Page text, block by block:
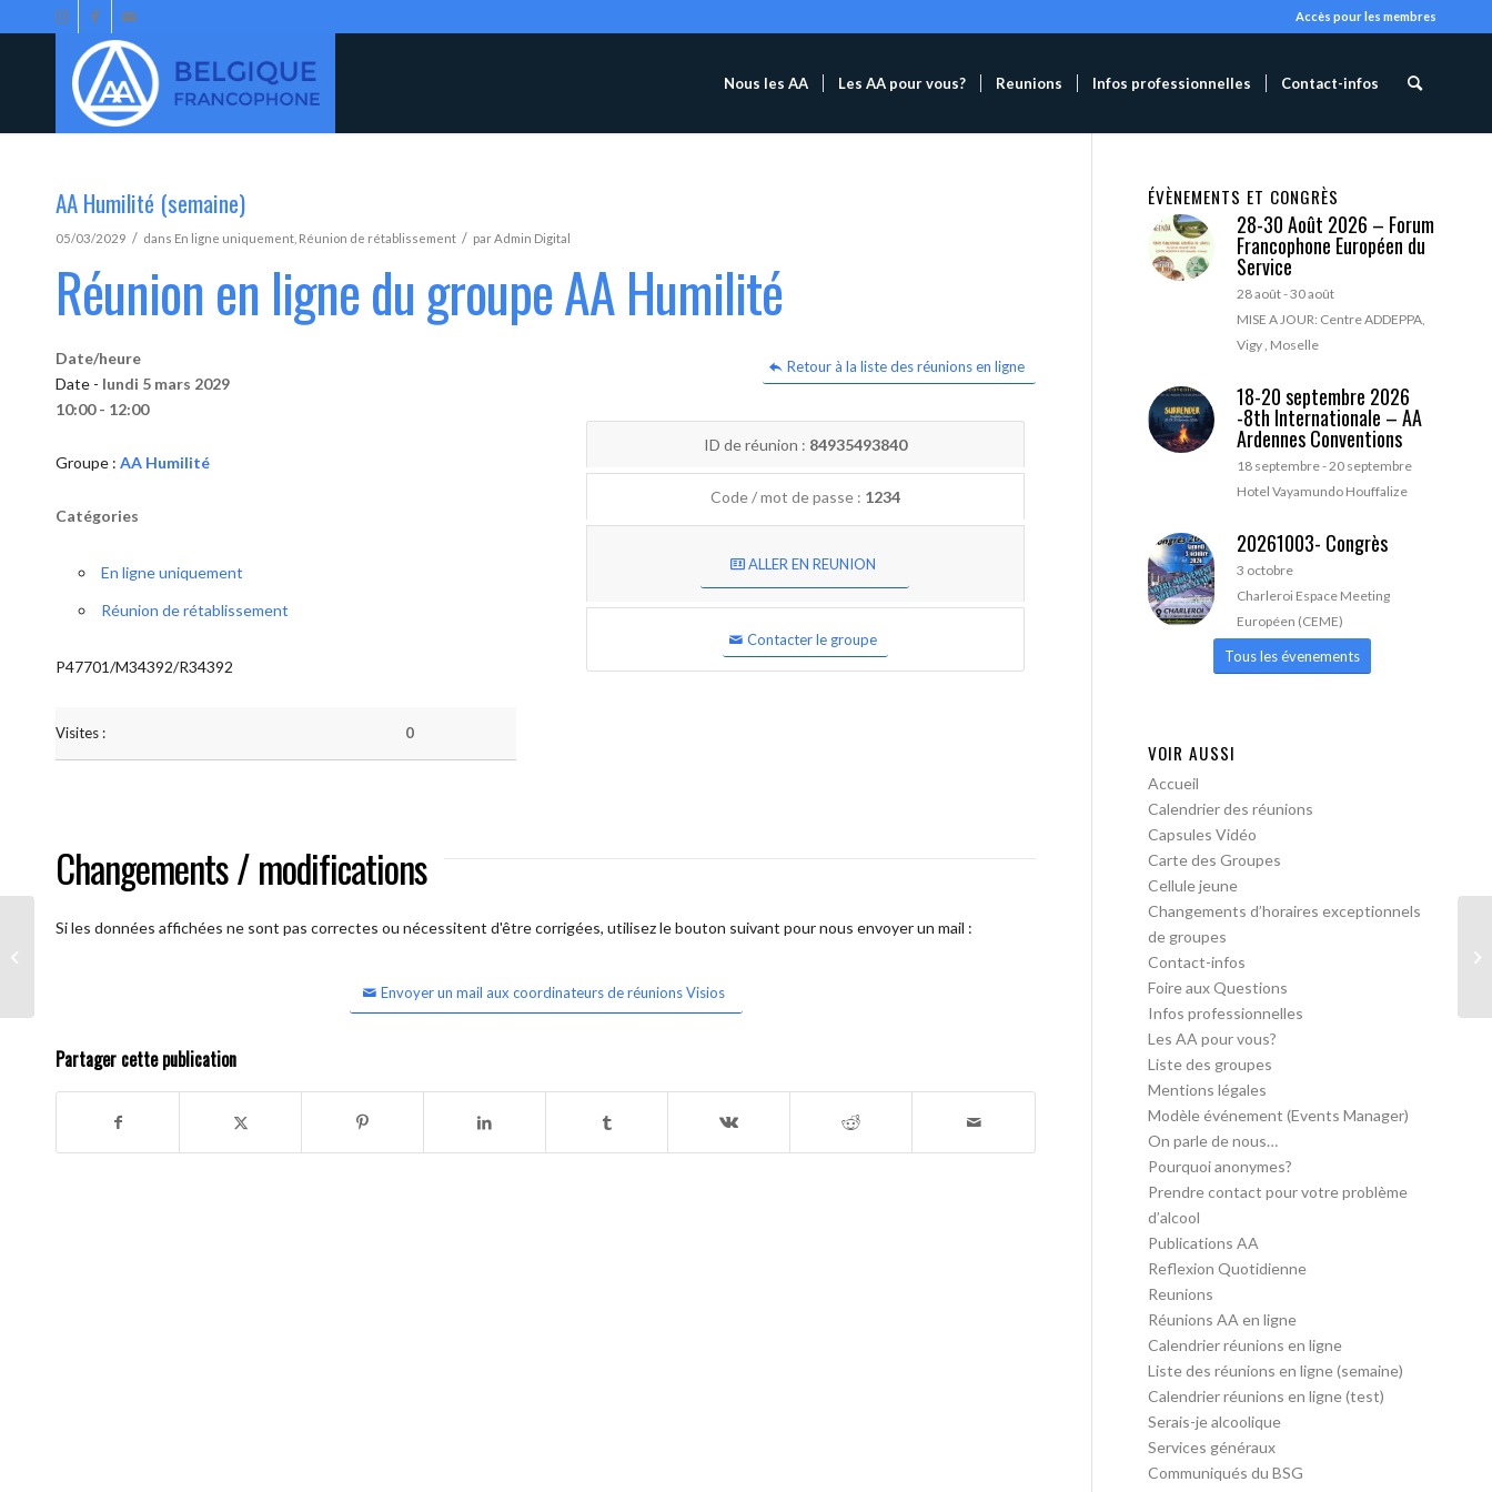
Accès pour les membres
Nous les AA Les AA pour vous? Reunions Infos professionnelles Contact-infos
AA Humilité (semaine)
05/03/2029 / dans En ligne uniquement Réunion de rétablissement / parAdmin Digital
Réunion en ligne du groupe AA Humilité
Retour à la liste des réunions en ligne
Date/heure
Date - lundi 5 mars 2029
10:00 - 12:00
Groupe : AA Humilité
Catégories
En ligne uniquement
Réunion de rétablissement
P47701/M34392/R34392
Visites : 0
ID de réunion : 84935493840
Code / mot de passe : 1234
ALLER EN REUNION
Contacter le groupe
Changements / modifications
Si les données affichées ne sont pas correctes ou nécessitent d'être corrigées, utilisez le bouton suivant pour nous envoyer un mail :
Envoyer un mail aux coordinateurs de réunions Visios
Partager cette publication
ÉVÈNEMENTS ET CONGRÈS
28-30 Août 2026 – Forum
Francophone Européen du
Service
28 août-30 août
MISE A JOUR: Centre ADDEPPA,
Vigy , Moselle
18-20 septembre 2026
-8th Internationale – AA
Ardennes Conventions
18 septembre-20 septembre
Hotel Vayamundo Houffalize
20261003- Congrès
3 octobre
Charleroi Espace Meeting
Européen (CEME)
Tous les évenements
VOIR AUSSI
Accueil
Calendrier des réunions
Capsules Vidéo
Carte des Groupes
Cellule jeune
Changements d’horaires exceptionnels
de groupes
Contact-infos
Foire aux Questions
Infos professionnelles
Les AA pour vous?
Liste des groupes
Mentions légales
Modèle événement (Events Manager)
On parle de nous…
Pourquoi anonymes?
Prendre contact pour votre problème
d’alcool
Publications AA
Reflexion Quotidienne
Reunions
Réunions AA en ligne
Calendrier réunions en ligne
Liste des réunions en ligne (semaine)
Calendrier réunions en ligne (test)
Serais-je alcoolique
Services généraux
Communiqués du BSG